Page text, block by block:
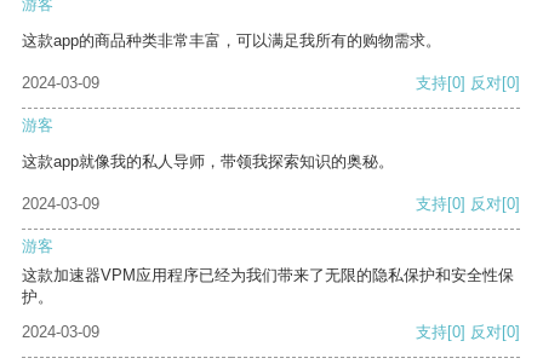
游客
这款app的商品种类非常丰富，可以满足我所有的购物需求。
2024-03-09 支持[0] 反对[0]
游客
这款app就像我的私人导师，带领我探索知识的奥秘。
2024-03-09 支持[0] 反对[0]
游客
这款加速器VPM应用程序已经为我们带来了无限的隐私保护和安全性保
护。
2024-03-09
支持[0] 反对[0]